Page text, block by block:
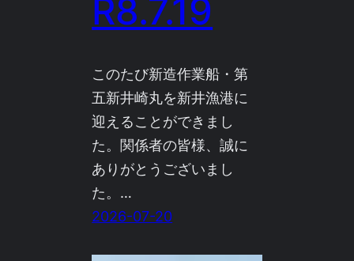
R8.7.19
このたび新造作業船・第
五新井崎丸を新井漁港に
迎えることができまし
た。関係者の皆様、誠に
ありがとうございまし
た。…
2026-07-20